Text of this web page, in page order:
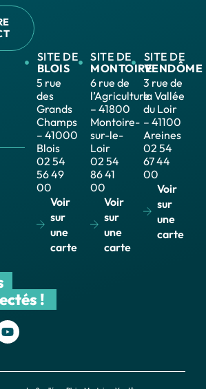
SITE DE
BLOIS
5 rue
des
Grands
Champs
– 41000
Blois
02 54
56 49
00
Voir
sur
une
carte
SITE DE
MONTOIRE
6 rue de
l’Agriculture
– 41800
Montoire-
sur-le-
Loir
02 54
86 41
00
Voir
sur
une
carte
SITE DE
VENDÔME
3 rue de
la Vallée
du Loir
– 41100
Areines
02 54
67 44
00
Voir
sur
une
carte
!